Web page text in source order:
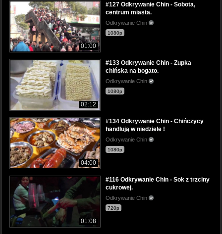
01:00
#127 Odkrywanie Chin - Sobota,
centrum miasta.
Odkrywanie Chin
1080p
02:12
#133 Odkrywanie Chin - Zupka
chińska na bogato.
Odkrywanie Chin
1080p
04:00
#134 Odkrywanie Chin - Chińczycy
handlują w niedziele !
Odkrywanie Chin
1080p
01:08
#116 Odkrywanie Chin - Sok z trzciny
cukrowej.
Odkrywanie Chin
720p